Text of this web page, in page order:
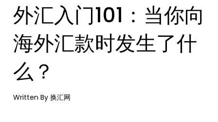
e
n
外汇入门101：当你向
海外汇款时发生了什
么？
Written By 换汇网